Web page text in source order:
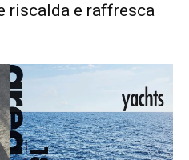
riscalda e raffresca